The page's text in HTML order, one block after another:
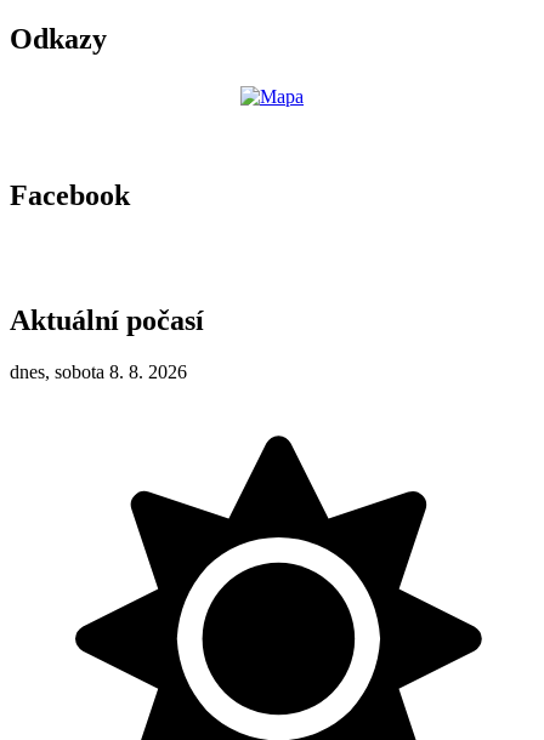
Odkazy
Facebook
Aktuální počasí
dnes, sobota 8. 8. 2026